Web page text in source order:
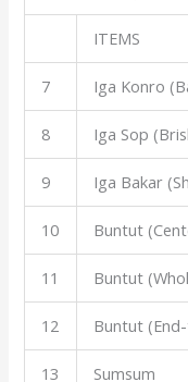
ITEMS
7 Iga Konro
8 Iga Sop
9 Iga Bakar
10 Buntut
11 Buntut
12 Buntut
13 Sumsum